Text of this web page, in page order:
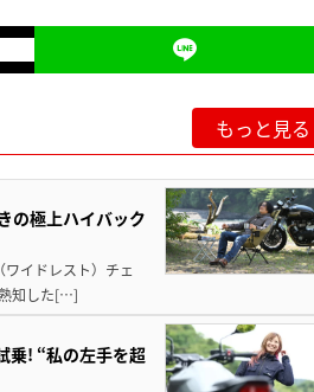
もっと見る
の極上ハイバック
イドレスト）チェ
知した[…]
乗! “私の左手を超